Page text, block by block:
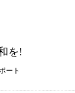
を!
ート